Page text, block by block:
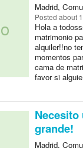
Madrid,
Posted about
Hola a
matrimonio
alquiler!!no
momentos
cama de
favor si
Necesito
grande!
Madrid,